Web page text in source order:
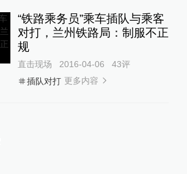
“铁路乘务员”乘车插队与乘客
对打，兰州铁路局：制服不正
规
直击现场 2016-04-06 43评
插队对打 更多内容